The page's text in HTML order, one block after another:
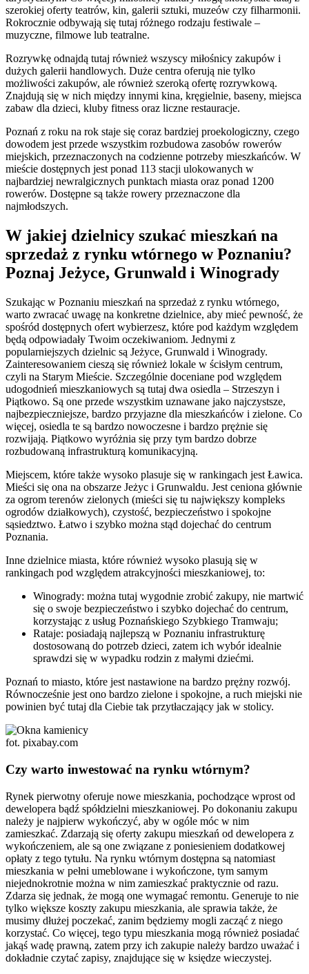
szerokiej oferty teatrów, kin, galerii sztuki, muzeów czy filharmonii.
Rokrocznie odbywają się tutaj różnego rodzaju festiwale –
muzyczne, filmowe lub teatralne.
Rozrywkę odnajdą tutaj również wszyscy miłośnicy zakupów i
dużych galerii handlowych. Duże centra oferują nie tylko
możliwości zakupów, ale również szeroką ofertę rozrywkową.
Znajdują się w nich między innymi kina, kręgielnie, baseny, miejsca
zabaw dla dzieci, kluby fitness oraz liczne restauracje.
Poznań z roku na rok staje się coraz bardziej proekologiczny, czego
dowodem jest przede wszystkim rozbudowa zasobów rowerów
miejskich, przeznaczonych na codzienne potrzeby mieszkańców. W
mieście dostępnych jest ponad 113 stacji ulokowanych w
najbardziej newralgicznych punktach miasta oraz ponad 1200
rowerów. Dostępne są także rowery przeznaczone dla
najmłodszych.
W jakiej dzielnicy szukać mieszkań na
sprzedaż z rynku wtórnego w Poznaniu?
Poznaj Jeżyce, Grunwald i Winogrady
Szukając w Poznaniu mieszkań na sprzedaż z rynku wtórnego,
warto zwracać uwagę na konkretne dzielnice, aby mieć pewność, że
spośród dostępnych ofert wybierzesz, które pod każdym względem
będą odpowiadały Twoim oczekiwaniom. Jednymi z
popularniejszych dzielnic są Jeżyce, Grunwald i Winogrady.
Zainteresowaniem cieszą się również lokale w ścisłym centrum,
czyli na Starym Mieście. Szczególnie doceniane pod względem
udogodnień mieszkaniowych są tutaj dwa osiedla – Strzeszyn i
Piątkowo. Są one przede wszystkim uznawane jako najczystsze,
najbezpieczniejsze, bardzo przyjazne dla mieszkańców i zielone. Co
więcej, osiedla te są bardzo nowoczesne i bardzo prężnie się
rozwijają. Piątkowo wyróżnia się przy tym bardzo dobrze
rozbudowaną infrastrukturą komunikacyjną.
Miejscem, które także wysoko plasuje się w rankingach jest Ławica.
Mieści się ona na obszarze Jeżyc i Grunwaldu. Jest ceniona głównie
za ogrom terenów zielonych (mieści się tu największy kompleks
ogrodów działkowych), czystość, bezpieczeństwo i spokojne
sąsiedztwo. Łatwo i szybko można stąd dojechać do centrum
Poznania.
Inne dzielnice miasta, które również wysoko plasują się w
rankingach pod względem atrakcyjności mieszkaniowej, to:
Winogrady: można tutaj wygodnie zrobić zakupy, nie martwić
się o swoje bezpieczeństwo i szybko dojechać do centrum,
korzystając z usług Poznańskiego Szybkiego Tramwaju;
Rataje: posiadają najlepszą w Poznaniu infrastrukturę
dostosowaną do potrzeb dzieci, zatem ich wybór idealnie
sprawdzi się w wypadku rodzin z małymi dziećmi.
Poznań to miasto, które jest nastawione na bardzo prężny rozwój.
Równocześnie jest ono bardzo zielone i spokojne, a ruch miejski nie
powinien być tutaj dla Ciebie tak przytłaczający jak w stolicy.
fot. pixabay.com
Czy warto inwestować na rynku wtórnym?
Rynek pierwotny oferuje nowe mieszkania, pochodzące wprost od
dewelopera bądź spółdzielni mieszkaniowej. Po dokonaniu zakupu
należy je najpierw wykończyć, aby w ogóle móc w nim
zamieszkać. Zdarzają się oferty zakupu mieszkań od dewelopera z
wykończeniem, ale są one związane z poniesieniem dodatkowej
opłaty z tego tytułu. Na rynku wtórnym dostępna są natomiast
mieszkania w pełni umeblowane i wykończone, tym samym
niejednokrotnie można w nim zamieszkać praktycznie od razu.
Zdarza się jednak, że mogą one wymagać remontu. Generuje to nie
tylko większe koszty zakupu mieszkania, ale sprawia także, że
musimy dłużej poczekać, zanim będziemy mogli zacząć z niego
korzystać. Co więcej, tego typu mieszkania mogą również posiadać
jakąś wadę prawną, zatem przy ich zakupie należy bardzo uważać i
dokładnie czytać zapisy, znajdujące się w księdze wieczystej.